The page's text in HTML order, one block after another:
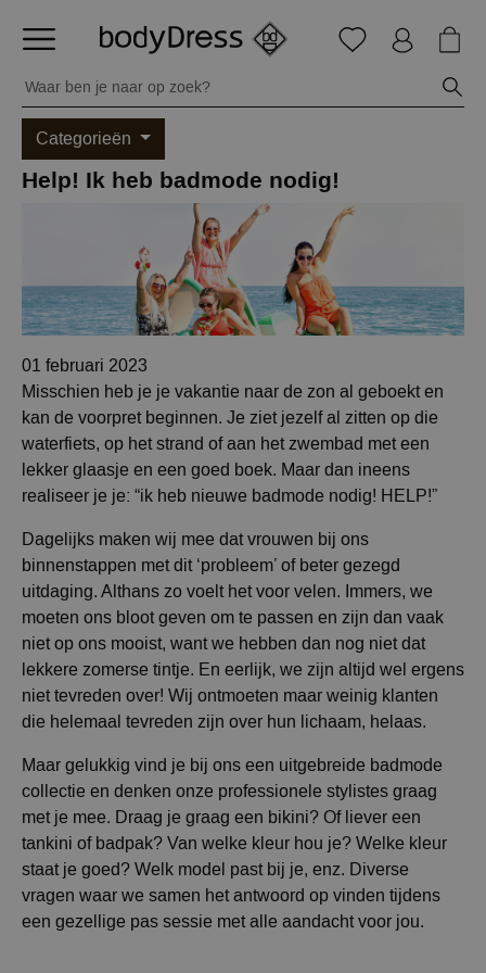
Categorieën
Help! Ik heb badmode nodig!
01 februari 2023
Misschien heb je je vakantie naar de zon al geboekt en
kan de voorpret beginnen. Je ziet jezelf al zitten op die
waterfiets, op het strand of aan het zwembad met een
lekker glaasje en een goed boek. Maar dan ineens
realiseer je je: “ik heb nieuwe badmode nodig! HELP!”
Dagelijks maken wij mee dat vrouwen bij ons
binnenstappen met dit ‘probleem’ of beter gezegd
uitdaging. Althans zo voelt het voor velen. Immers, we
moeten ons bloot geven om te passen en zijn dan vaak
niet op ons mooist, want we hebben dan nog niet dat
lekkere zomerse tintje. En eerlijk, we zijn altijd wel ergens
niet tevreden over! Wij ontmoeten maar weinig klanten
die helemaal tevreden zijn over hun lichaam, helaas.
Maar gelukkig vind je bij ons een uitgebreide badmode
collectie en denken onze professionele stylistes graag
met je mee. Draag je graag een bikini? Of liever een
tankini of badpak? Van welke kleur hou je? Welke kleur
staat je goed? Welk model past bij je, enz. Diverse
vragen waar we samen het antwoord op vinden tijdens
een gezellige pas sessie met alle aandacht voor jou.